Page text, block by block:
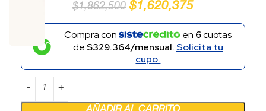
$1,862,500 $1,620,375
Compra con en 6cuotas
de $329.364/mensual.Solicita tu
cupo.